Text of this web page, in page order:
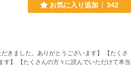
お気に入り追加 342
だきました。ありがとうございます】 【たくさ
す】 【たくさんの方々に読んでいただけて本当